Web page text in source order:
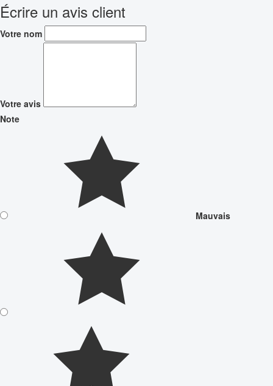
Écrire un avis client
Votre nom
Votre avis
Note
Mauvais